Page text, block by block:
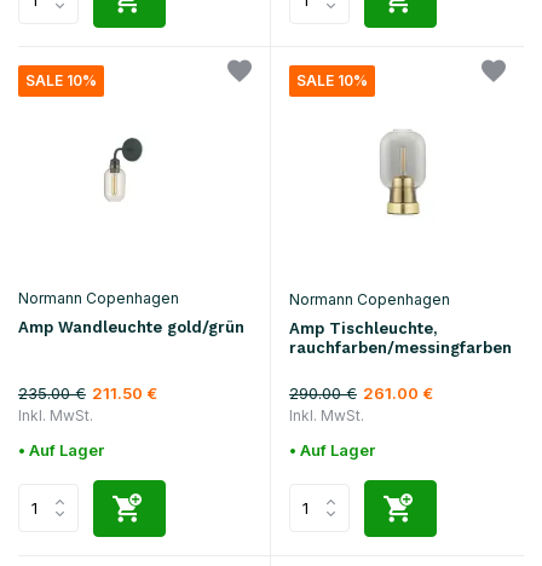
SALE 10%
Normann Copenhagen
Amp Wandleuchte gold/grün
235.00 € 211.50 €
Inkl. MwSt.
• Auf Lager
SALE 10%
Normann Copenhagen
Amp Tischleuchte,
rauchfarben/messingfarben
290.00 € 261.00 €
Inkl. MwSt.
• Auf Lager